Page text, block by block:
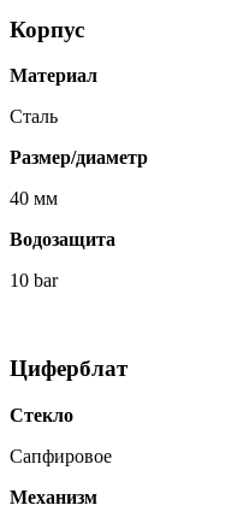
Корпус
Материал
Сталь
Размер/диаметр
40 мм
Водозащита
10 bar
Циферблат
Стекло
Сапфировое
Механизм